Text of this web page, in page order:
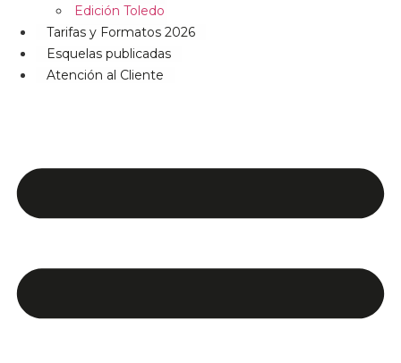
Edición Toledo
Tarifas y Formatos 2026
Esquelas publicadas
Atención al Cliente